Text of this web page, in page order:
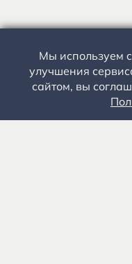
Мы используем
улучшения
сайтом, вы